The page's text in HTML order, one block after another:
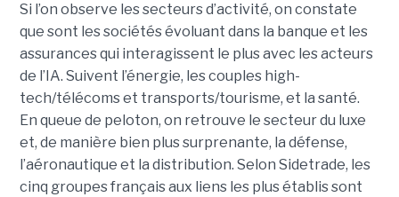
Si l’on observe les secteurs d’activité, on constate
que sont les sociétés évoluant dans la banque et les
assurances qui interagissent le plus avec les acteurs
de l’IA. Suivent l’énergie, les couples high-
tech/télécoms et transports/tourisme, et la santé.
En queue de peloton, on retrouve le secteur du luxe
et, de manière bien plus surprenante, la défense,
l’aéronautique et la distribution. Selon Sidetrade, les
cinq groupes français aux liens les plus établis sont